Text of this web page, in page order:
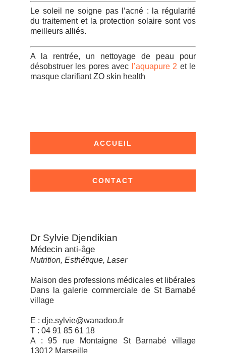
Le soleil ne soigne pas l’acné : la régularité
du traitement et la protection solaire sont vos
meilleurs alliés.
A la rentrée, un nettoyage de peau pour
désobstruer les pores avec
l’aquapure 2 et le
masque clarifiant ZO skin health
ACCUEIL
CONTACT
Dr Sylvie Djendikian
Médecin anti-âge
Nutrition, Esthétique, Laser
Maison des professions médicales et libérales
Dans la galerie commerciale de St Barnabé
village
E : dje.sylvie@wanadoo.fr
T : 04 91 85 61 18
A : 95 rue Montaigne St Barnabé village
13012 Marseille